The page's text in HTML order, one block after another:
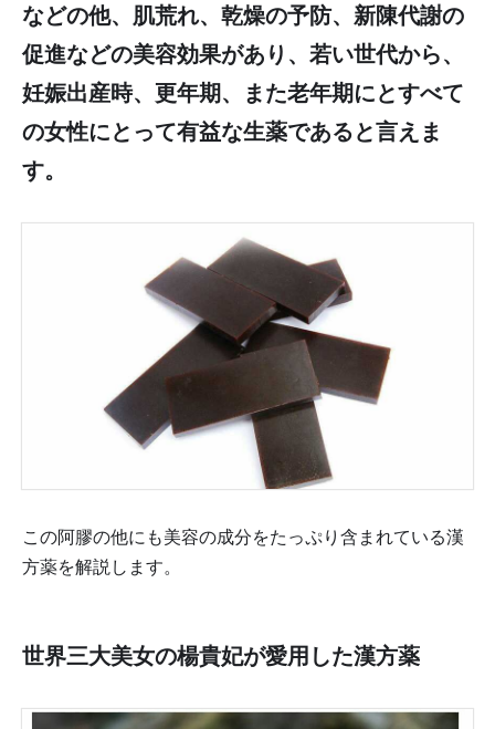
などの他、肌荒れ、乾燥の予防、新陳代謝の
促進などの美容効果があり、若い世代から、
妊娠出産時、更年期、また老年期にとすべて
の女性にとって有益な生薬であると言えま
す。
この阿膠の他にも美容の成分をたっぷり含まれている漢
方薬を解説します。
世界三大美女の楊貴妃が愛用した漢方薬